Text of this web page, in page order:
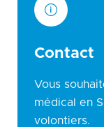
Contact
Vous
médical en
volontiers.